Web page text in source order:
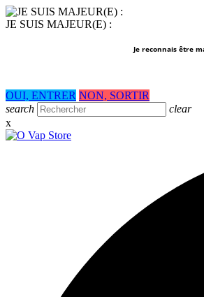
JE SUIS MAJEUR(E) :
Je reconnais être
OUI, ENTRER NON, SORTIR
search
clear
x